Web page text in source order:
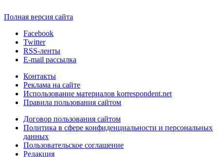
Полная версия сайта
Facebook
Twitter
RSS-ленты
E-mail рассылка
Контакты
Реклама на сайте
Использование материалов korrespondent.net
Правила пользования сайтом
Договор пользования сайтом
Политика в сфере конфиденциальности и персональных
данных
Пользовательское соглашение
Редакция